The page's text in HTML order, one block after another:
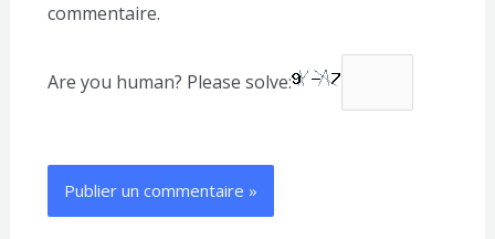
commentaire.
Are you human? Please solve: